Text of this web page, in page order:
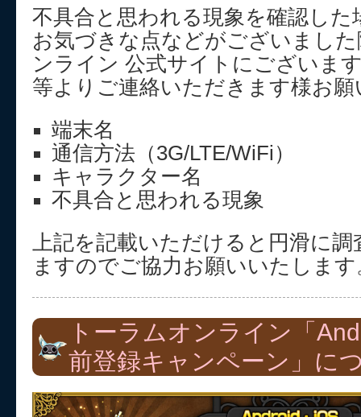
不具合と思われる現象を確認した
お気づきな点などがございまし
ンライン 公式サイトにございま
等よりご連絡いただきます様お
端末名
通信方法（3G/LTE/WiFi）
キャラクター名
不具合と思われる現象
上記を記載いただけると円滑に
ますのでご協力お願いいたします
トーラムオンライン「
前登録キャンペーン」に